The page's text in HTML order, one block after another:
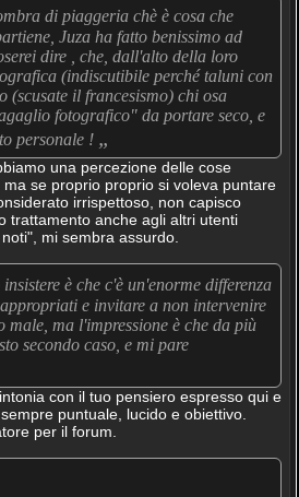
di piaggeria chè è cosa che
Juza ha fatto benissimo ad
dire , che, dall'alto della loro
(indiscutibile perché taluni con
(scusate il francesismo) chi osa
fotografico" da portare seco, e
personale ! „
una percezione delle cose
se proprio proprio si voleva puntare
irrispettoso, non capisco
trattamento anche agli altri utenti
mi sembra assurdo.
è che c'è un'enorme differenza
e invitare a non intervenire
male, ma l'impressione è che da più
secondo caso, e mi pare
con il tuo pensiero espresso qui e
puntuale, lucido e obiettivo.
per il forum.